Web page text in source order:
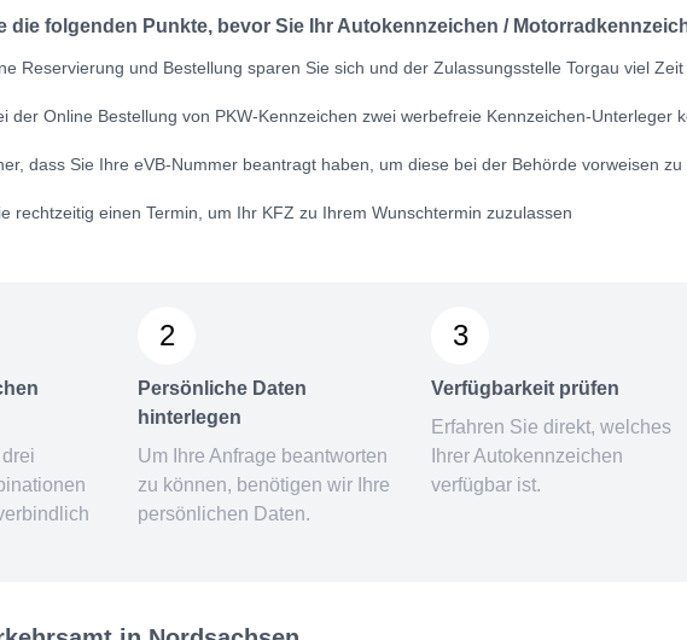
die folgenden Punkte, bevor Sie Ihr Autokennzeichen /
Reservierung und Bestellung sparen Sie sich und der Zulassungsstelle Torgau viel Zeit
der Online Bestellung von PKW-Kennzeichen zwei werbefreie Kennzeichen-Unterleger
dass Sie Ihre eVB-Nummerbeantragt haben, um diese bei der Behörde vorweisen zu
rechtzeitig einen Termin, um Ihr KFZ zu Ihrem Wunschtermin zuzulassen
2
Persönliche Daten
hinterlegen
Um Ihre Anfrage beantworten
zu können, benötigen wir Ihre
persönlichen Daten.
3
Verfügbarkeit prüfen
Erfahren Sie direkt, welches
Ihrer Autokennzeichen
verfügbar ist.